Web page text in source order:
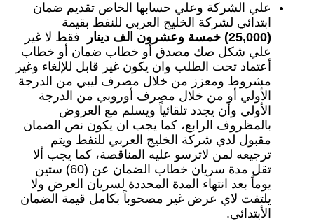
علي الشركة وعلي حسابها الخاص تقديم ضمان
ابتدائي لشركة الخليج العربي للنفط بقيمة
(25,000)
خمسة وعشرون الف دينار
فقط لا غير
علي شكل صك مصدق أو خطاب ضمان أو خطاب
أعتماد تحت الطلب وان يكون غير قابل للإلغاء وغير
مشروط ومعزز من خلال مصرف ليبي من الدرجة
الأولي أو من خلال مصرف أوروبي من الدرجة
الأولي وأن يجدد تلقائياً ويسلم مع العروض
بالمظروف الرابع، كما يجب ان يكون نص الضمان
مقبول لدي شركة الخليج العربي للنفط ويتم
ترجيعه لمن لاترسو عليه المناقصة، كما يجب ألا
تقل مدة سريان خطاب الضمان عن (60) ستين
يوماً بعد انتهاء المدة المحددة لسريان العرض ولا
يلتفت لاي عرض غير مصحوباً بكامل قيمة الضمان
الأبتدائي.